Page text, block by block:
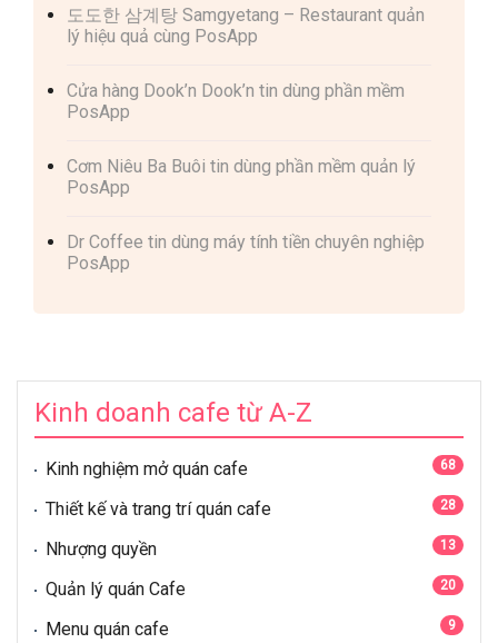
도도한 삼계탕 Samgyetang – Restaurant quản
lý hiệu quả cùng PosApp
Cửa hàng Dook’n Dook’n tin dùng phần mềm
PosApp
Cơm Niêu Ba Buôi tin dùng phần mềm quản lý
PosApp
Dr Coffee tin dùng máy tính tiền chuyên nghiệp
PosApp
Kinh doanh cafe từ A-Z
Kinh nghiệm mở quán cafe 68
Thiết kế và trang trí quán cafe 28
Nhượng quyền 13
Quản lý quán Cafe 20
Menu quán cafe 9